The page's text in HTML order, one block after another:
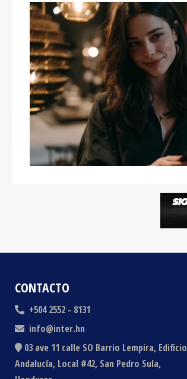
CONTACTO
+504 2552 - 8131
info@inter.hn
03 ave 11 calle SO Barrio Lempira, Edificio
Andalucía, Local #42, San Pedro Sula,